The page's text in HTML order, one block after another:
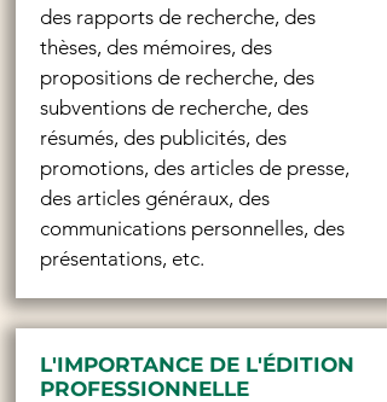
des rapports de recherche, des
thèses, des mémoires, des
propositions de recherche, des
subventions de recherche, des
résumés, des publicités, des
promotions, des articles de presse,
des articles généraux, des
communications personnelles, des
présentations, etc.
L'IMPORTANCE DE L'ÉDITION
PROFESSIONNELLE